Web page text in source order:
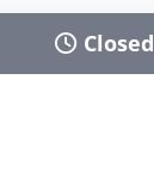
Closed